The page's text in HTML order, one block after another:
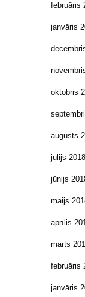
februāris
janvāris
oktobris
augusts
jūlijs 2018
jūnijs
maijs
aprīlis
marts
februāris
janvāris